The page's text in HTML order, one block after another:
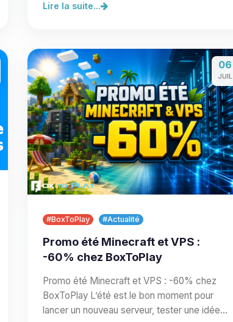
Lire la suite...
06
JUIL
#BoxToPlay #Actualité
Promo été Minecraft et VPS :
-60% chez BoxToPlay
Promo été Minecraft et VPS : -60% chez
BoxToPlay L’été est le bon moment pour
lancer un nouveau serveur, tester une idée